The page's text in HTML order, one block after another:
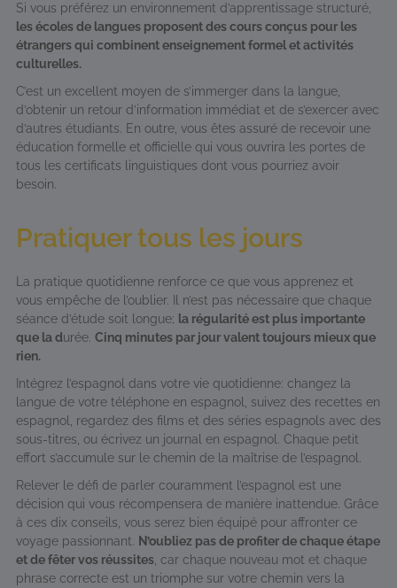
Si vous préférez un environnement d’apprentissage structuré,
les écoles de langues proposent des cours conçus pour les
étrangers qui combinent enseignement formel et activités
culturelles.
C’est un excellent moyen de s’immerger dans la langue,
d’obtenir un retour d’information immédiat et de s’exercer avec
d’autres étudiants. En outre, vous êtes assuré de recevoir une
éducation formelle et officielle qui vous ouvrira les portes de
tous les certificats linguistiques dont vous pourriez avoir
besoin.
Pratiquer tous les jours
La pratique quotidienne renforce ce que vous apprenez et
vous empêche de l’oublier. Il n’est pas nécessaire que chaque
séance d’étude soit longue; la régularité est plus importante
que la d urée. Cinq minutes par jour valent toujours mieux que
rien.
Intégrez l’espagnol dans votre vie quotidienne: changez la
langue de votre téléphone en espagnol, suivez des recettes en
espagnol, regardez des films et des séries espagnols avec des
sous-titres, ou écrivez un journal en espagnol. Chaque petit
effort s’accumule sur le chemin de la maîtrise de l’espagnol.
Relever le défi de parler couramment l’espagnol est une
décision qui vous récompensera de manière inattendue. Grâce
à ces dix conseils, vous serez bien équipé pour affronter ce
voyage passionnant.
N’oubliez pas de profiter de chaque étape
et de fêter vos réussites, car chaque nouveau mot et chaque
phrase correcte est un triomphe sur votre chemin vers la